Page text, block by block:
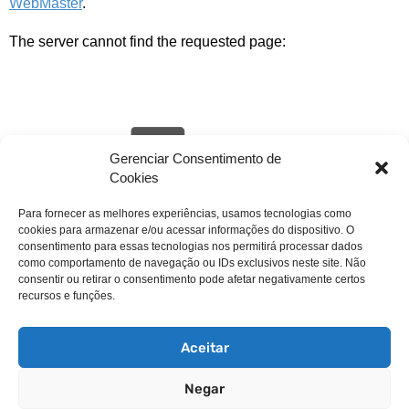
Gerenciar Consentimento de
Cookies
Para fornecer as melhores experiências, usamos tecnologias como
cookies para armazenar e/ou acessar informações do dispositivo. O
consentimento para essas tecnologias nos permitirá processar dados
como comportamento de navegação ou IDs exclusivos neste site. Não
consentir ou retirar o consentimento pode afetar negativamente certos
recursos e funções.
Aceitar
Negar
WebMaster.
The server cannot find the requested page:
livehack.link/cp_errordocument.shtml (port 443)